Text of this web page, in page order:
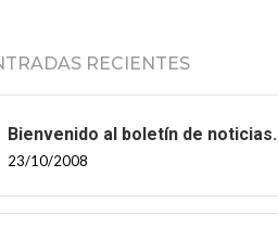
RECIENTES
Bienvenido al boletín de noticias.
23/10/2008